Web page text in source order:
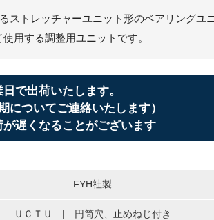
トレッチャーユニット形のベアリングユ
用する調整用ユニットです。
で出荷いたします。
についてご連絡いたします）
遅くなることがございます
FYH社製
ＵＣＴＵ | 円筒穴、止めねじ付き